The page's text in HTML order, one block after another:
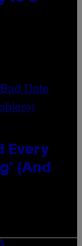
Every
(And